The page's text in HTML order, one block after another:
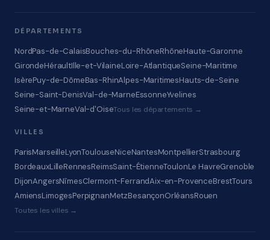
DÉPARTEMENTS
NordPas-de-CalaisBouches-du-RhôneRhôneHaute-Garonne
GirondeHéraultIlle-et-VilaineLoire-AtlantiqueSeine-Maritime
IsèrePuy-de-DômeBas-RhinAlpes-MaritimesHauts-de-Seine
Seine-Saint-DenisVal-de-MarneEssonneYvelines
Seine-et-MarneVal-d'OiseTous les départements →
VILLES
ParisMarseilleLyonToulouseNiceNantesMontpellierStrasbourg
BordeauxLilleRennesReimsSaint-ÉtienneToulonLe HavreGrenoble
DijonAngersNîmesClermont-FerrandAix-en-ProvenceBrestTours
AmiensLimogesPerpignanMetzBesançonOrléansRouen
Toutes les villes →